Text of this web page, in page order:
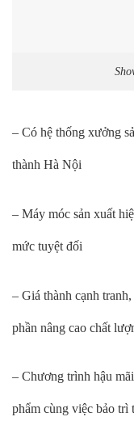
– Có hệ thống xưởng
thành Hà Nội
– Máy móc sản xuất
mức tuyệt đối
– Giá thành cạnh
phần nâng cao chất
– Chương trình hậu
phẩm cùng việc bảo trì